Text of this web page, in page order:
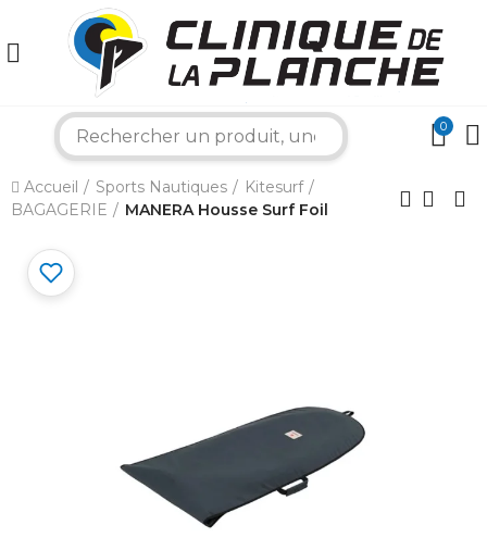
0
Accueil Sports Nautiques
Kitesurf
BAGAGERIE
MANERA Housse Surf Foil
×
Bonjour ! Je suis votre expert nautique.